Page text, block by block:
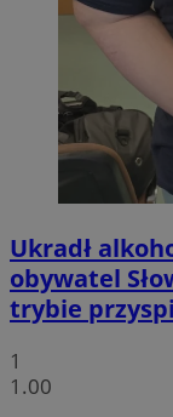
Ukradł
obywatel
trybie
1
1.00